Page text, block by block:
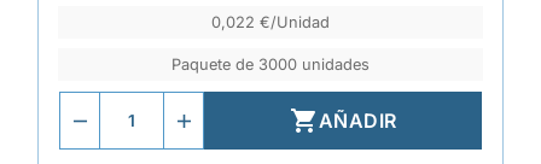
0,022 €/Unidad
Paquete de 3000 unidades
AÑADIR